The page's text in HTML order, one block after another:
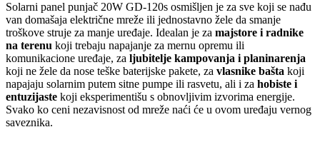
Solarni panel punjač 20W GD-120s osmišljen je za sve koji se nađu
van domašaja električne mreže ili jednostavno žele da smanje
troškove struje za manje uređaje. Idealan je za majstore i radnike
na terenu koji trebaju napajanje za mernu opremu ili
komunikacione uređaje, za ljubitelje kampovanja i planinarenja
koji ne žele da nose teške baterijske pakete, za vlasnike bašta koji
napajaju solarnim putem sitne pumpe ili rasvetu, ali i za hobiste i
entuzijaste koji eksperimentišu s obnovljivim izvorima energije.
Svako ko ceni nezavisnost od mreže naći će u ovom uređaju vernog
saveznika.